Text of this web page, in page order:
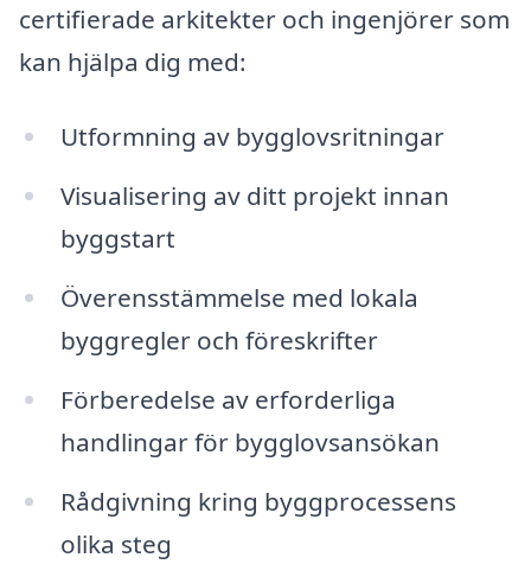
certifierade arkitekter och ingenjörer som
kan hjälpa dig med:
Utformning av bygglovsritningar
Visualisering av ditt projekt innan
byggstart
Överensstämmelse med lokala
byggregler och föreskrifter
Förberedelse av erforderliga
handlingar för bygglovsansökan
Rådgivning kring byggprocessens
olika steg